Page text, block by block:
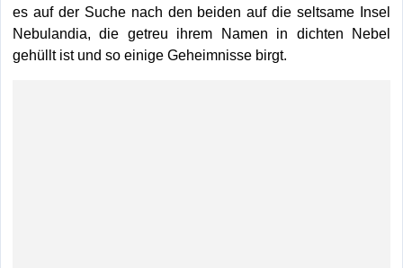
es auf der Suche nach den beiden auf die seltsame Insel
Nebulandia, die getreu ihrem Namen in dichten Nebel
gehüllt ist und so einige Geheimnisse birgt.